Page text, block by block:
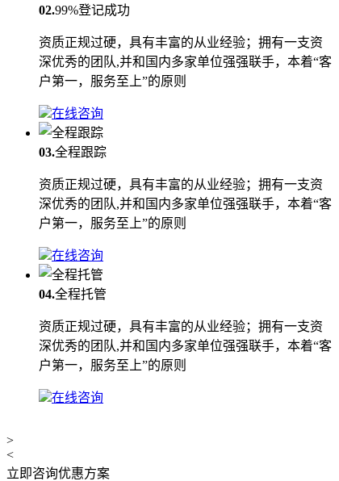
02.99%登记成功
资质正规过硬，具有丰富的从业经验；拥有一支资
深优秀的团队,并和国内多家单位强强联手，本着“客
户第一，服务至上”的原则
在线咨询
03.全程跟踪
资质正规过硬，具有丰富的从业经验；拥有一支资
深优秀的团队,并和国内多家单位强强联手，本着“客
户第一，服务至上”的原则
在线咨询
04.全程托管
资质正规过硬，具有丰富的从业经验；拥有一支资
深优秀的团队,并和国内多家单位强强联手，本着“客
户第一，服务至上”的原则
在线咨询
>
<
立即咨询优惠方案